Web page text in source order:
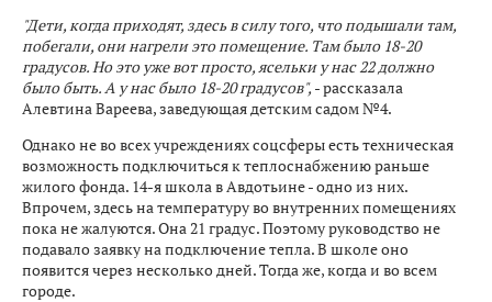
"Дети, когда приходят, здесь в силу того, что подышали там,
побегали, они нагрели это помещение. Там было 18-20
градусов. Но это уже вот просто, ясельки у нас 22 должно
было быть. А у нас было 18-20 градусов", - рассказала
Алевтина Вареева, заведующая детским садом №4.
Однако не во всех учреждениях соцсферы есть техническая
возможность подключиться к теплоснабжению раньше
жилого фонда. 14-я школа в Авдотьине - одно из них.
Впрочем, здесь на температуру во внутренних помещениях
пока не жалуются. Она 21 градус. Поэтому руководство не
подавало заявку на подключение тепла. В школе оно
появится через несколько дней. Тогда же, когда и во всем
городе.